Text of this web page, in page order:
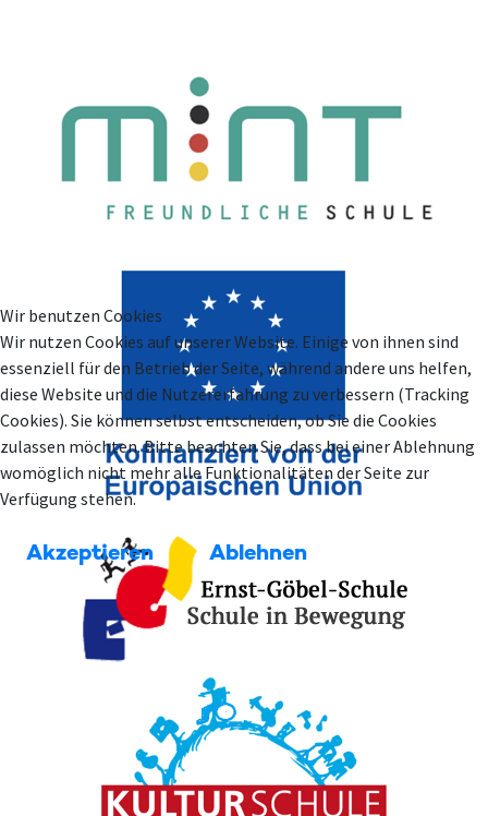
Wir benutzen Cookies
Wir nutzen Cookies auf unserer Website. Einige von ihnen sind
essenziell für den Betrieb der Seite, während andere uns helfen,
diese Website und die Nutzererfahrung zu verbessern (Tracking
Cookies). Sie können selbst entscheiden, ob Sie die Cookies
zulassen möchten. Bitte beachten Sie, dass bei einer Ablehnung
womöglich nicht mehr alle Funktionalitäten der Seite zur
Verfügung stehen.
Akzeptieren Ablehnen